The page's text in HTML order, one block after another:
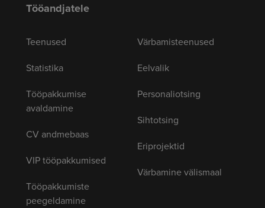
Tööandjatele
Teenused
Statistika
Tööpakkumise
avaldamine
CV andmebaas
VIP tööpakkumised
Tööpakkumiste
peegeldamine
Värbamisteenused
Eelvalik
Personaliotsing
Sihtotsing
Eriprojektid
Värbamine välismaal